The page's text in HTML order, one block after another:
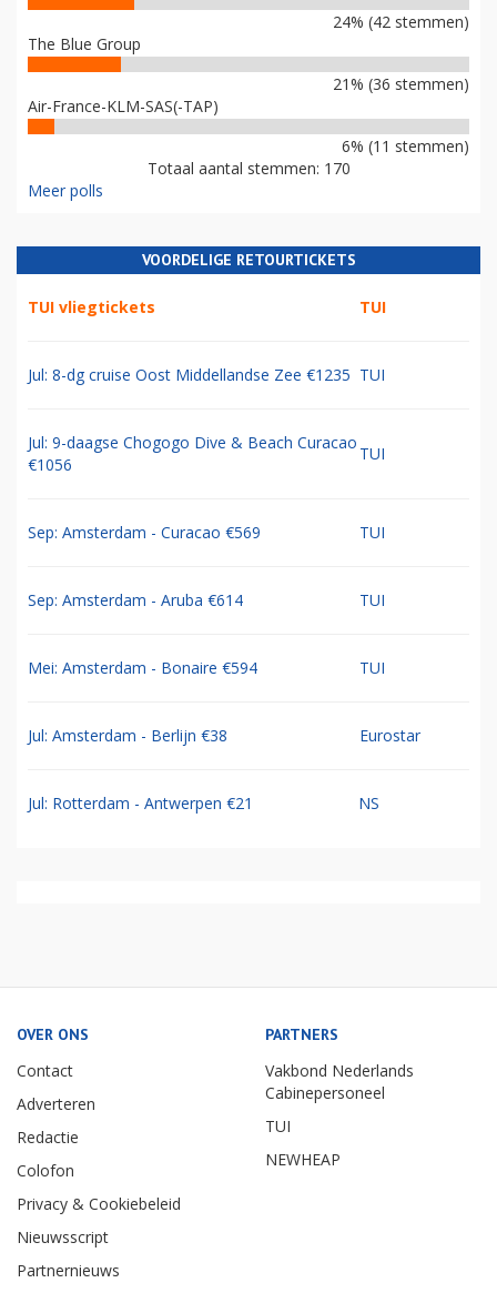
24% (42 stemmen)
The Blue Group
21% (36 stemmen)
Air-France-KLM-SAS(-TAP)
6% (11 stemmen)
Totaal aantal stemmen: 170
Meer polls
VOORDELIGE RETOURTICKETS
TUI vliegtickets TUI
Jul: 8-dg cruise Oost Middellandse Zee €1235 TUI
Jul: 9-daagse Chogogo Dive & Beach Curacao
€1056
TUI
Sep: Amsterdam - Curacao €569 TUI
Sep: Amsterdam - Aruba €614 TUI
Mei: Amsterdam - Bonaire €594 TUI
Jul: Amsterdam - Berlijn €38 Eurostar
Jul: Rotterdam - Antwerpen €21 NS
OVER ONS
Contact
Adverteren
Redactie
Colofon
Privacy & Cookiebeleid
Nieuwsscript
Partnernieuws
PARTNERS
Vakbond Nederlands
Cabinepersoneel
TUI
NEWHEAP